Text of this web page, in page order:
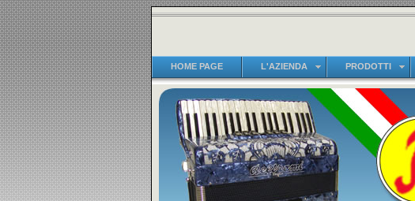
HOME PAGE L'AZIENDA PRODOTTI